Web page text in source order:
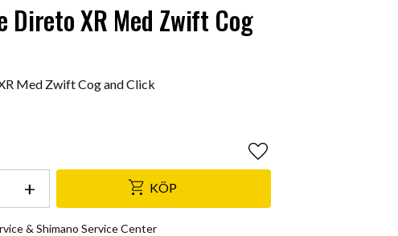
Direto XR Med Zwift Cog
Med Zwift Cog and Click
+ KÖP
Lägg till i favoriter
& Shimano Service Center